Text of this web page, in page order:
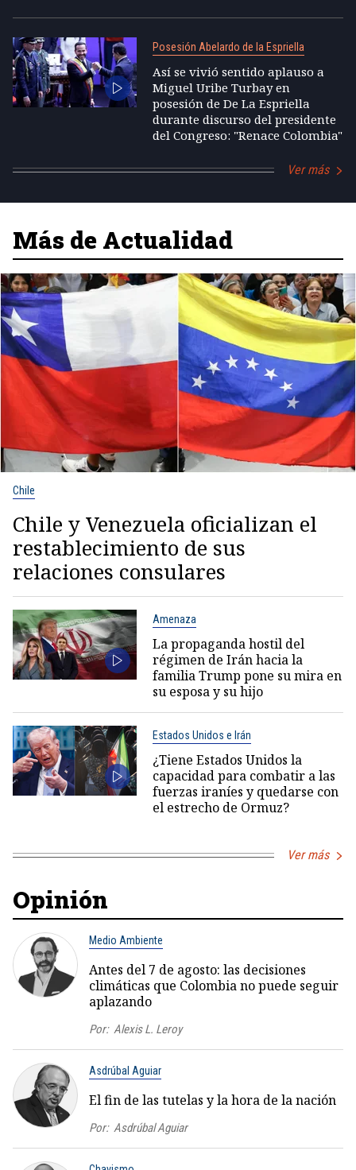
Posesión Abelardo de la Espriella
Así se vivió sentido aplauso a
Miguel Uribe Turbay en
posesión de De La Espriella
durante discurso del presidente
del Congreso: "Renace Colombia"
Ver más
Más de Actualidad
Chile
Chile y Venezuela oficializan el
restablecimiento de sus
relaciones consulares
Amenaza
La propaganda hostil del
régimen de Irán hacia la
familia Trump pone su mira en
su esposa y su hijo
Estados Unidos e Irán
¿Tiene Estados Unidos la
capacidad para combatir a las
fuerzas iraníes y quedarse con
el estrecho de Ormuz?
Ver más
Opinión
Medio Ambiente
Antes del 7 de agosto: las decisiones
climáticas que Colombia no puede seguir
aplazando
Por: Alexis L. Leroy
Asdrúbal Aguiar
El fin de las tutelas y la hora de la nación
Por: Asdrúbal Aguiar